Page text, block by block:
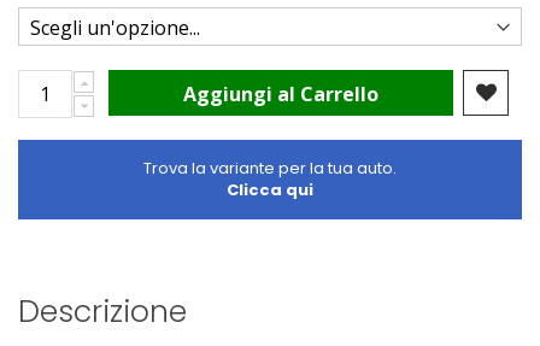
Aggiungi al Carrello
Trova la variante per la tua auto.
Clicca qui
Descrizione